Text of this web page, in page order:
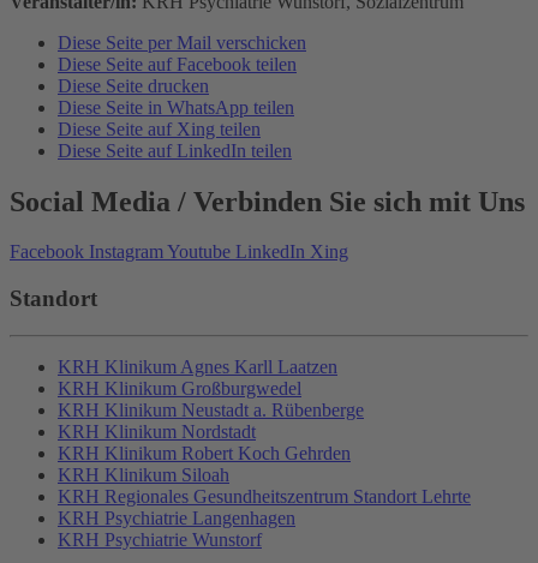
Diese Seite per Mail verschicken
Diese Seite auf Facebook teilen
Diese Seite drucken
Diese Seite in WhatsApp teilen
Diese Seite auf Xing teilen
Diese Seite auf LinkedIn teilen
Social Media / Verbinden Sie sich mit Uns
Facebook InstagramYoutube LinkedIn Xing
Standort
KRH Klinikum Agnes Karll Laatzen
KRH Klinikum Großburgwedel
KRH Klinikum Neustadt a. Rübenberge
KRH Klinikum Nordstadt
KRH Klinikum Robert Koch Gehrden
KRH Klinikum Siloah
KRH Regionales Gesundheitszentrum Standort Lehrte
KRH Psychiatrie Langenhagen
KRH Psychiatrie Wunstorf